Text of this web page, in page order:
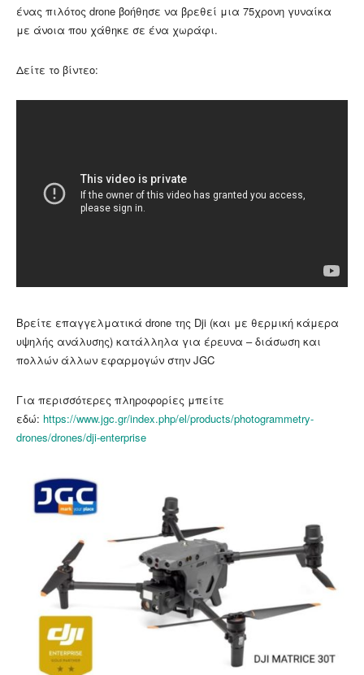
ένας πιλότος drone βοήθησε να βρεθεί μια 75χρονη γυναίκα
με άνοια που χάθηκε σε ένα χωράφι.
Δείτε το βίντεο:
Βρείτε επαγγελματικά drone της Dji (και με θερμική κάμερα
υψηλής ανάλυσης) κατάλληλα για έρευνα – διάσωση και
πολλών άλλων εφαρμογών στην JGC
Για περισσότερες πληροφορίες μπείτε
εδώ: https://www.jgc.gr/index.php/el/products/photogrammetry-
drones/drones/dji-enterprise